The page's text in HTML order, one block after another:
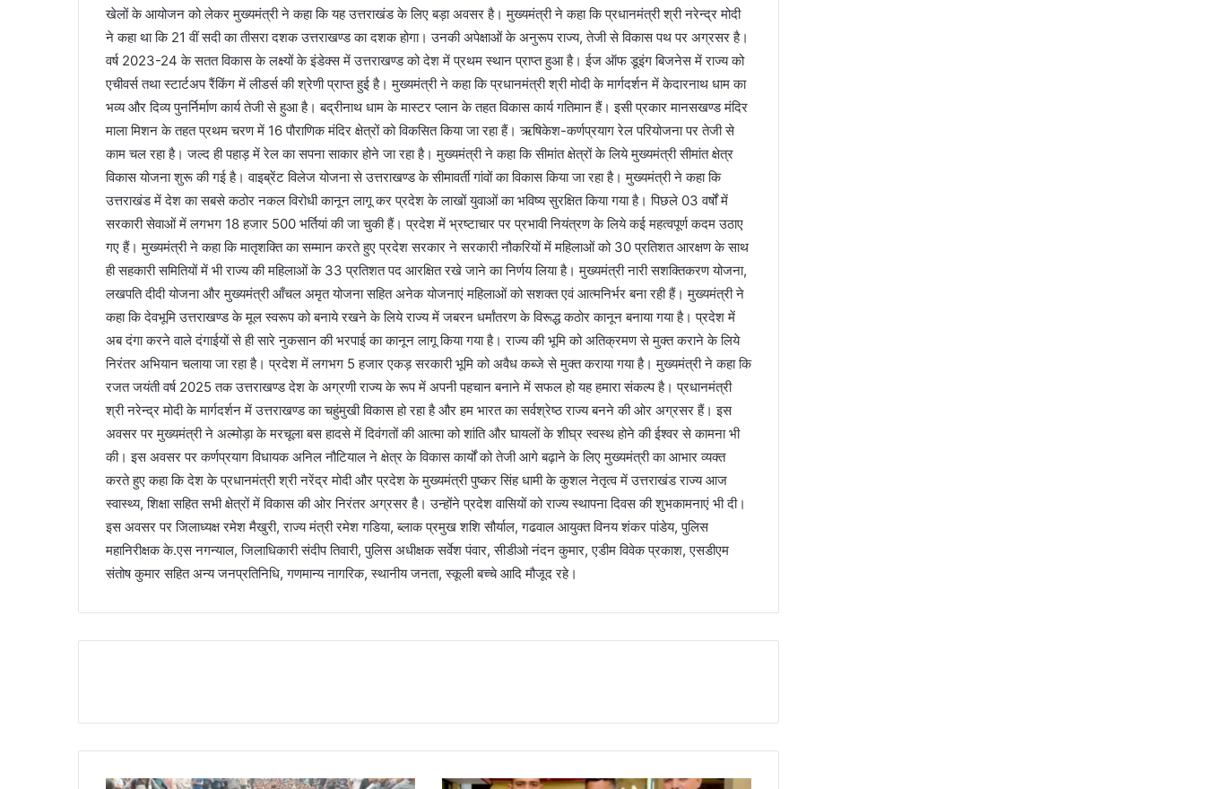
खेलों के आयोजन को लेकर मुख्यमंत्री ने कहा कि यह उत्तराखंड के लिए बड़ा अवसर है। मुख्यमंत्री ने कहा कि प्रधानमंत्री श्री नरेन्द्र मोदी
ने कहा था कि 21 वीं सदी का तीसरा दशक उत्तराखण्ड का दशक होगा। उनकी अपेक्षाओं के अनुरूप राज्य, तेजी से विकास पथ पर अग्रसर है।
वर्ष 2023-24 के सतत विकास के लक्ष्यों के इंडेक्स में उत्तराखण्ड को देश में प्रथम स्थान प्राप्त हुआ है। ईज ऑफ डूइंग बिजनेस में राज्य को
एचीवर्स तथा स्टार्टअप रैंकिंग में लीडर्स की श्रेणी प्राप्त हुई है। मुख्यमंत्री ने कहा कि प्रधानमंत्री श्री मोदी के मार्गदर्शन में केदारनाथ धाम का
भव्य और दिव्य पुनर्निर्माण कार्य तेजी से हुआ है। बद्रीनाथ धाम के मास्टर प्लान के तहत विकास कार्य गतिमान हैं। इसी प्रकार मानसखण्ड मंदिर
माला मिशन के तहत प्रथम चरण में 16 पौराणिक मंदिर क्षेत्रों को विकसित किया जा रहा हैं। ऋषिकेश-कर्णप्रयाग रेल परियोजना पर तेजी से
काम चल रहा है। जल्द ही पहाड़ में रेल का सपना साकार होने जा रहा है। मुख्यमंत्री ने कहा कि सीमांत क्षेत्रों के लिये मुख्यमंत्री सीमांत क्षेत्र
विकास योजना शुरू की गई है। वाइब्रेंट विलेज योजना से उत्तराखण्ड के सीमावर्ती गांवों का विकास किया जा रहा है। मुख्यमंत्री ने कहा कि
उत्तराखंड में देश का सबसे कठोर नकल विरोधी कानून लागू कर प्रदेश के लाखों युवाओं का भविष्य सुरक्षित किया गया है। पिछले 03 वर्षों में
सरकारी सेवाओं में लगभग 18 हजार 500 भर्तियां की जा चुकी हैं। प्रदेश में भ्रष्टाचार पर प्रभावी नियंत्रण के लिये कई महत्वपूर्ण कदम उठाए
गए हैं। मुख्यमंत्री ने कहा कि मातृशक्ति का सम्मान करते हुए प्रदेश सरकार ने सरकारी नौकरियों में महिलाओं को 30 प्रतिशत आरक्षण के साथ
ही सहकारी समितियों में भी राज्य की महिलाओं के 33 प्रतिशत पद आरक्षित रखे जाने का निर्णय लिया है। मुख्यमंत्री नारी सशक्तिकरण योजना,
लखपति दीदी योजना और मुख्यमंत्री आँचल अमृत योजना सहित अनेक योजनाएं महिलाओं को सशक्त एवं आत्मनिर्भर बना रही हैं। मुख्यमंत्री ने
कहा कि देवभूमि उत्तराखण्ड के मूल स्वरूप को बनाये रखने के लिये राज्य में जबरन धर्मांतरण के विरूद्ध कठोर कानून बनाया गया है। प्रदेश में
अब दंगा करने वाले दंगाईयों से ही सारे नुकसान की भरपाई का कानून लागू किया गया है। राज्य की भूमि को अतिक्रमण से मुक्त कराने के लिये
निरंतर अभियान चलाया जा रहा है। प्रदेश में लगभग 5 हजार एकड़ सरकारी भूमि को अवैध कब्जे से मुक्त कराया गया है। मुख्यमंत्री ने कहा कि
रजत जयंती वर्ष 2025 तक उत्तराखण्ड देश के अग्रणी राज्य के रूप में अपनी पहचान बनाने में सफल हो यह हमारा संकल्प है। प्रधानमंत्री
श्री नरेन्द्र मोदी के मार्गदर्शन में उत्तराखण्ड का चहुंमुखी विकास हो रहा है और हम भारत का सर्वश्रेष्ठ राज्य बनने की ओर अग्रसर हैं। इस
अवसर पर मुख्यमंत्री ने अल्मोड़ा के मरचूला बस हादसे में दिवंगतों की आत्मा को शांति और घायलों के शीघ्र स्वस्थ होने की ईश्वर से कामना भी
की। इस अवसर पर कर्णप्रयाग विधायक अनिल नौटियाल ने क्षेत्र के विकास कार्यों को तेजी आगे बढ़ाने के लिए मुख्यमंत्री का आभार व्यक्त
करते हुए कहा कि देश के प्रधानमंत्री श्री नरेंद्र मोदी और प्रदेश के मुख्यमंत्री पुष्कर सिंह धामी के कुशल नेतृत्व में उत्तराखंड राज्य आज
स्वास्थ्य, शिक्षा सहित सभी क्षेत्रों में विकास की ओर निरंतर अग्रसर है। उन्होंने प्रदेश वासियों को राज्य स्थापना दिवस की शुभकामनाएं भी दी।
इस अवसर पर जिलाध्यक्ष रमेश मैखुरी, राज्य मंत्री रमेश गडिया, ब्लाक प्रमुख शशि सौर्याल, गढवाल आयुक्त विनय शंकर पांडेय, पुलिस
महानिरीक्षक के.एस नगन्याल, जिलाधिकारी संदीप तिवारी, पुलिस अधीक्षक सर्वेश पंवार, सीडीओ नंदन कुमार, एडीम विवेक प्रकाश, एसडीएम
संतोष कुमार सहित अन्य जनप्रतिनिधि, गणमान्य नागरिक, स्थानीय जनता, स्कूली बच्चे आदि मौजूद रहे।